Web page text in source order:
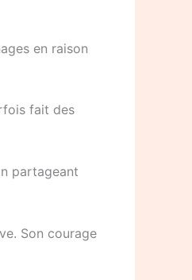
en raison
fait des
partageant
Son courage